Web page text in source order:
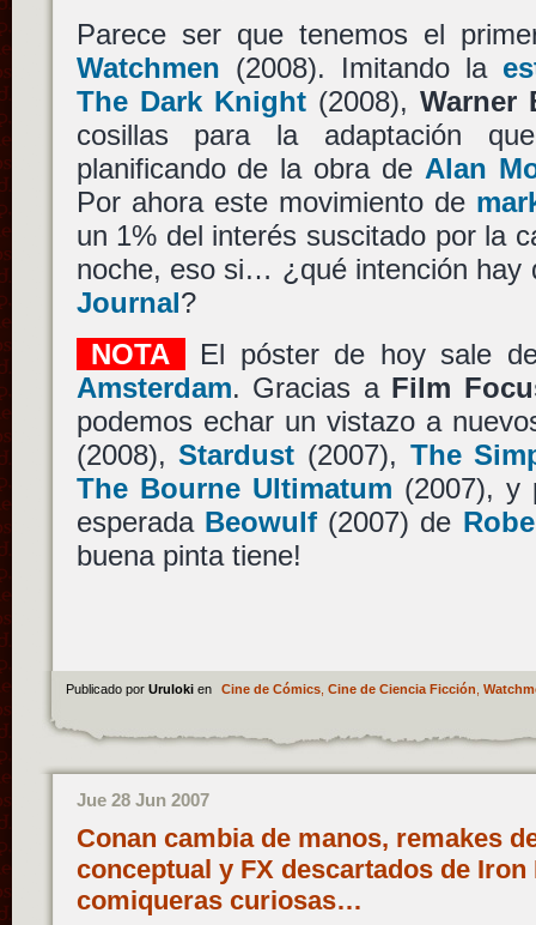
Parece ser que tenemos el
Watchmen (2008). Imitando la
The Dark Knight(2008), Warner
cosillas para la adaptación
planificando de la obra de Alan
Por ahora este movimiento de
un 1% del interés suscitado por la
noche, eso si… ¿qué intención hay
Journal?
NOTA
El póster de hoy sale
Amsterdam. Gracias a Film
podemos echar un vistazo a
(2008),Stardust (2007), The
The Bourne Ultimatum (2007), y
esperada Beowulf(2007) de
buena pinta tiene!
Publicado por Uruloki en Cine de Cómics, Cine de Ciencia Ficción,
Jue 28 Jun 2007
Conan cambia de manos, remakes
conceptual y FX descartados de
comiqueras curiosas…